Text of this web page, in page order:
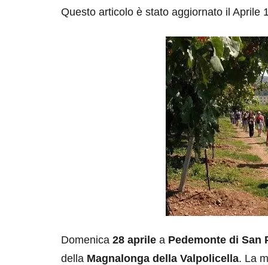
Questo articolo è stato aggiornato il Aprile
Domenica 28 aprile a Pedemonte di San
della Magnalonga della Valpolicella. La